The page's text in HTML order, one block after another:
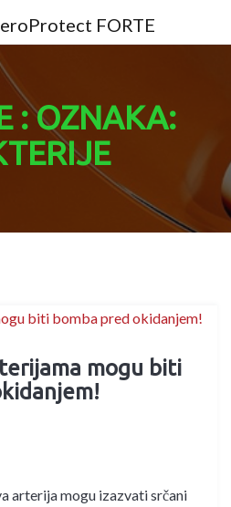
: OZNAKA:
mogu biti
arterija mogu izazvati srčani